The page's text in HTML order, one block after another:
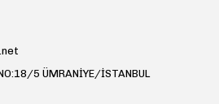
5 ÜMRANİYE/İSTANBUL